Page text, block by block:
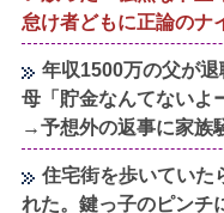
怠け者どもに正論のナ
年収1500万の父が退
母「貯金なんてないよ
→予想外の返事に家族
住宅街を歩いていた
れた。鍵っ子のピン